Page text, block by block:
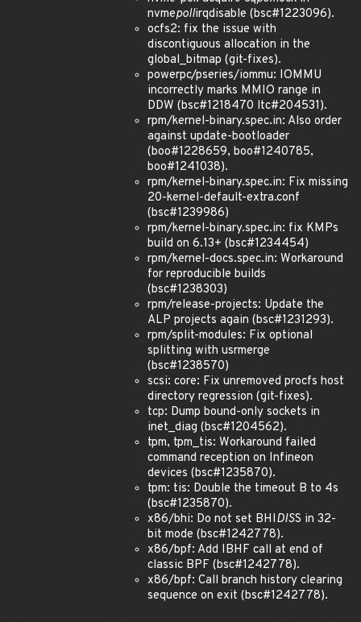
nvmepollirqdisable (bsc#1223096).
ocfs2: fix the issue with
discontiguous allocation in the
global_bitmap (git-fixes).
powerpc/pseries/iommu: IOMMU
incorrectly marks MMIO range in
DDW (bsc#1218470 ltc#204531).
rpm/kernel-binary.spec.in: Also order
against update-bootloader
(boo#1228659, boo#1240785,
boo#1241038).
rpm/kernel-binary.spec.in: Fix missing
20-kernel-default-extra.conf
(bsc#1239986)
rpm/kernel-binary.spec.in: fix KMPs
build on 6.13+ (bsc#1234454)
rpm/kernel-docs.spec.in: Workaround
for reproducible builds
(bsc#1238303)
rpm/release-projects: Update the
ALP projects again (bsc#1231293).
rpm/split-modules: Fix optional
splitting with usrmerge
(bsc#1238570)
scsi: core: Fix unremoved procfs host
directory regression (git-fixes).
tcp: Dump bound-only sockets in
inet_diag (bsc#1204562).
tpm, tpm_tis: Workaround failed
command reception on Infineon
devices (bsc#1235870).
tpm: tis: Double the timeout B to 4s
(bsc#1235870).
x86/bhi: Do not set BHIDISS in 32-
bit mode (bsc#1242778).
x86/bpf: Add IBHF call at end of
classic BPF (bsc#1242778).
x86/bpf: Call branch history clearing
sequence on exit (bsc#1242778).